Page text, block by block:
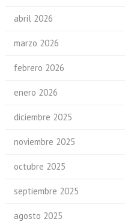
abril 2026
marzo 2026
febrero 2026
enero 2026
diciembre 2025
noviembre 2025
octubre 2025
septiembre 2025
agosto 2025